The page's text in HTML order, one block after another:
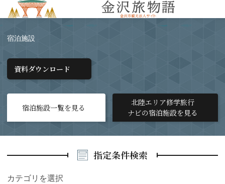
宿泊施設
資料ダウンロード
宿泊施設一覧を見る
北陸エリア修学旅行
ナビの宿泊施設を見る
指定条件検索
カテゴリを選択